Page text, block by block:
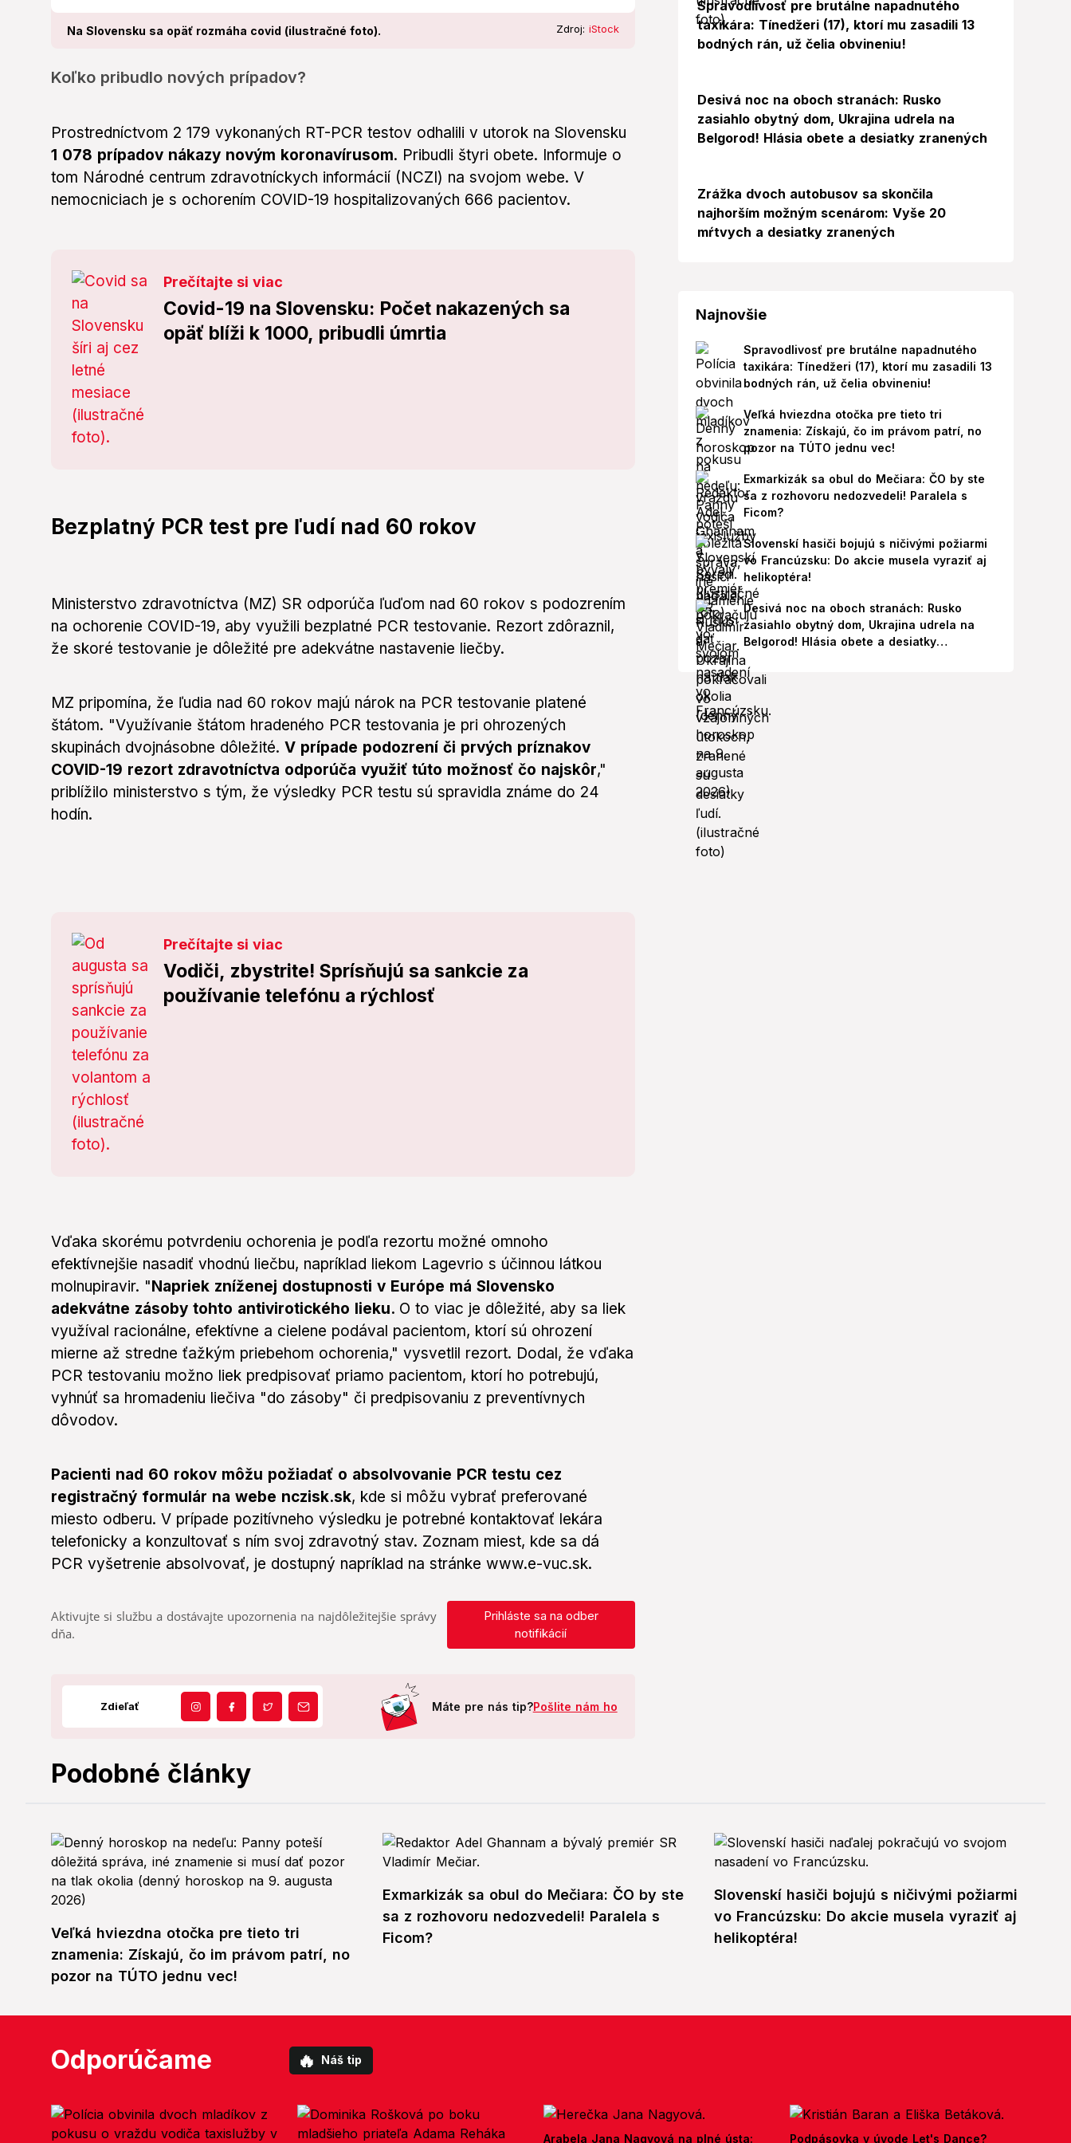
Na Slovensku sa opäť rozmáha covid (ilustračné foto). Zdroj: iStock
Koľko pribudlo nových prípadov?
Prostredníctvom 2 179 vykonaných RT-PCR testov odhalili v utorok na Slovensku
1 078 prípadov nákazy novým koronavírusom. Pribudli štyri obete. Informuje o
tom Národné centrum zdravotníckych informácií (NCZI) na svojom webe. V
nemocniciach je s ochorením COVID-19 hospitalizovaných 666 pacientov.
Prečítajte si viac
Covid-19 na Slovensku: Počet nakazených sa
opäť blíži k 1000, pribudli úmrtia
Bezplatný PCR test pre ľudí nad 60 rokov
Ministerstvo zdravotníctva (MZ) SR odporúča ľuďom nad 60 rokov s podozrením
na ochorenie COVID-19, aby využili bezplatné PCR testovanie. Rezort zdôraznil,
že skoré testovanie je dôležité pre adekvátne nastavenie liečby.
MZ pripomína, že ľudia nad 60 rokov majú nárok na PCR testovanie platené
štátom. "Využívanie štátom hradeného PCR testovania je pri ohrozených
skupinách dvojnásobne dôležité. V prípade podozrení či prvých príznakov
COVID-19 rezort zdravotníctva odporúča využiť túto možnosť čo najskôr,"
priblížilo ministerstvo s tým, že výsledky PCR testu sú spravidla známe do 24
hodín.
Prečítajte si viac
Vodiči, zbystrite! Sprísňujú sa sankcie za
používanie telefónu a rýchlosť
Vďaka skorému potvrdeniu ochorenia je podľa rezortu možné omnoho
efektívnejšie nasadiť vhodnú liečbu, napríklad liekom Lagevrio s účinnou látkou
molnupiravir. "Napriek zníženej dostupnosti v Európe má Slovensko
adekvátne zásoby tohto antivirotického lieku. O to viac je dôležité, aby sa liek
využíval racionálne, efektívne a cielene podával pacientom, ktorí sú ohrození
mierne až stredne ťažkým priebehom ochorenia," vysvetlil rezort. Dodal, že vďaka
PCR testovaniu možno liek predpisovať priamo pacientom, ktorí ho potrebujú,
vyhnúť sa hromadeniu liečiva "do zásoby" či predpisovaniu z preventívnych
dôvodov.
Pacienti nad 60 rokov môžu požiadať o absolvovanie PCR testu cez
registračný formulár na webe nczisk.sk, kde si môžu vybrať preferované
miesto odberu. V prípade pozitívneho výsledku je potrebné kontaktovať lekára
telefonicky a konzultovať s ním svoj zdravotný stav. Zoznam miest, kde sa dá
PCR vyšetrenie absolvovať, je dostupný napríklad na stránke www.e-vuc.sk.
Aktivujte si službu a dostávajte upozornenia na najdôležitejšie správy
dňa.
Prihláste sa na odber
notifikácií
Zdieľať Máte pre nás tip?Pošlite nám ho
Spravodlivosť pre brutálne napadnutého
taxikára: Tínedžeri (17), ktorí mu zasadili 13
bodných rán, už čelia obvineniu!
Desivá noc na oboch stranách: Rusko
zasiahlo obytný dom, Ukrajina udrela na
Belgorod! Hlásia obete a desiatky zranených
Zrážka dvoch autobusov sa skončila
najhorším možným scenárom: Vyše 20
mŕtvych a desiatky zranených
Najnovšie
Spravodlivosť pre brutálne napadnutého
taxikára: Tínedžeri (17), ktorí mu zasadili 13
bodných rán, už čelia obvineniu!
Veľká hviezdna otočka pre tieto tri
znamenia: Získajú, čo im právom patrí, no
pozor na TÚTO jednu vec!
Exmarkizák sa obul do Mečiara: ČO by ste
sa z rozhovoru nedozvedeli! Paralela s
Ficom?
Slovenskí hasiči bojujú s ničivými požiarmi
vo Francúzsku: Do akcie musela vyraziť aj
helikoptéra!
Desivá noc na oboch stranách: Rusko
zasiahlo obytný dom, Ukrajina udrela na
Belgorod! Hlásia obete a desiatky
zranených
Podobné články
Veľká hviezdna otočka pre tieto tri
znamenia: Získajú, čo im právom patrí, no
pozor na TÚTO jednu vec!
Exmarkizák sa obul do Mečiara: ČO by ste
sa z rozhovoru nedozvedeli! Paralela s
Ficom?
Slovenskí hasiči bojujú s ničivými požiarmi
vo Francúzsku: Do akcie musela vyraziť aj
helikoptéra!
Odporúčame 🔥 Náš tip
Arabela Jana Nagyová na plné ústa: Podpásovka v úvode Let's Dance?